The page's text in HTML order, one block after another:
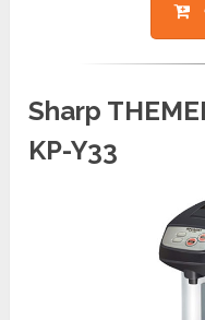
Sharp
KP-Y33